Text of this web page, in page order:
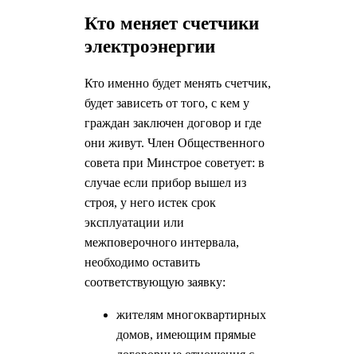
Кто меняет счетчики
электроэнергии
Кто именно будет менять счетчик,
будет зависеть от того, с кем у
граждан заключен договор и где
они живут. Член Общественного
совета при Минстрое советует: в
случае если прибор вышел из
строя, у него истек срок
эксплуатации или
межповерочного интервала,
необходимо оставить
соответствующую заявку:
жителям многоквартирных
домов, имеющим прямые